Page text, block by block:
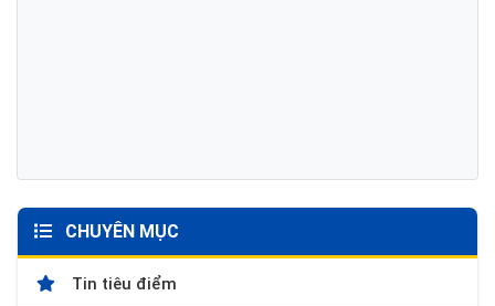
CHUYÊN MỤC
Tin tiêu điểm